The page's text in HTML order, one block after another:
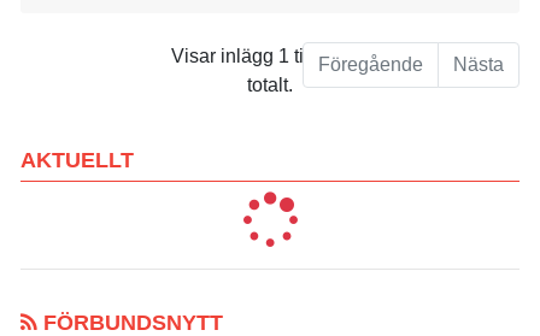
AKTUELLT
Visar inlägg 1 till 1 av 1
totalt.
Föregående Nästa
FÖRBUNDSNYTT